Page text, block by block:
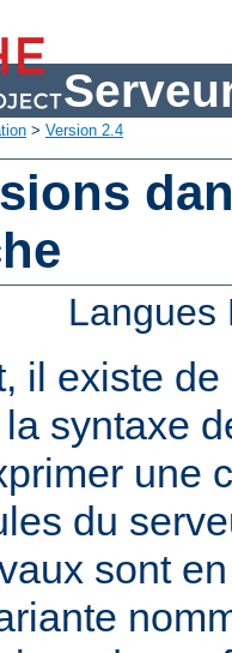
> Version 2.4
il existe
syntaxe
une
du
sont